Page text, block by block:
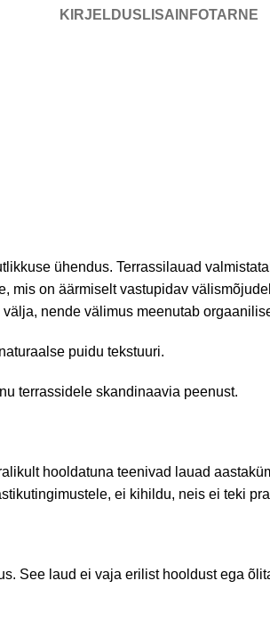
KIRJELDUS LISAINFOTARNE
ühendus. Terrassilauad
mis on äärmiselt vastupidav
nende välimus meenutab
puidu tekstuuri.
terrassidele skandinaavia peenust.
hooldatuna teenivad lauad
ei kihildu, neis ei teki
See laud ei vaja erilist hooldust ega